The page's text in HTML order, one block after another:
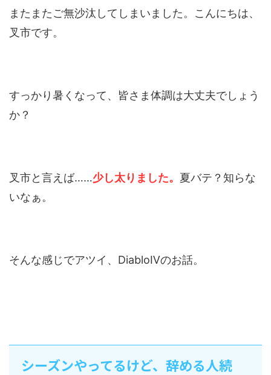
またまたご無沙汰してしまいました。こんにちは、
叉市です。
すっかり暑くなって、皆さま体調は大丈夫でしょう
か？
叉市と言えば……少し太りました。 夏バテ？知らな
いなぁ。
そんな感じでアツイ、DiabloⅣのお話。
シーズンやってるけど、辞める人続